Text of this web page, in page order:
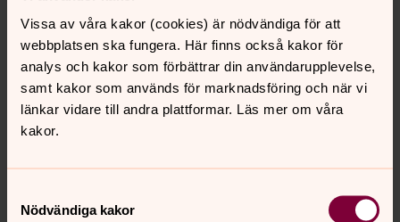
Vissa av våra kakor (cookies) är nödvändiga för att
webbplatsen ska fungera. Här finns också kakor för
analys och kakor som förbättrar din användarupplevelse,
samt kakor som används för marknadsföring och när vi
länkar vidare till andra plattformar. Läs mer om våra
kakor.
Nödvändiga kakor
Senast ändrad 1 mars 2026
Synpunkter eller frågor på sidans
innehåll?
bjarke.forsamling@svenskakyrkan.se
Dela